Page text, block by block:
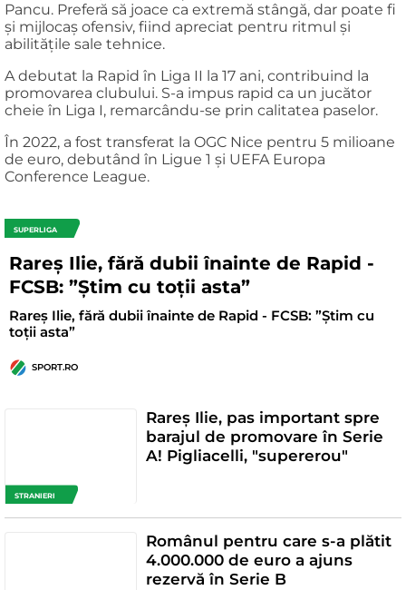
Pancu. Preferă să joace ca extremă stângă, dar poate fi
și mijlocaș ofensiv, fiind apreciat pentru ritmul și
abilitățile sale tehnice.
A debutat la Rapid în Liga II la 17 ani, contribuind la
promovarea clubului. S-a impus rapid ca un jucător
cheie în Liga I, remarcându-se prin calitatea paselor.
În 2022, a fost transferat la OGC Nice pentru 5 milioane
de euro, debutând în Ligue 1 și UEFA Europa
Conference League.
SUPERLIGA
Rareș Ilie, fără dubii înainte de Rapid -
FCSB: ”Știm cu toții asta”
Rareș Ilie, fără dubii înainte de Rapid - FCSB: ”Știm cu
toții asta”
SPORT.RO
STRANIERI
Rareș Ilie, pas important spre
barajul de promovare în Serie
A! Pigliacelli, "supererou"
Românul pentru care s-a plătit
4.000.000 de euro a ajuns
rezervă în Serie B